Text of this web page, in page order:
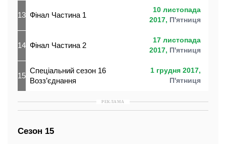
13 Фінал Частина 1
10 листопада
2017, П'ятниця
14 Фінал Частина 2
17 листопада
2017, П'ятниця
15
Спеціальний сезон 16
Возз’єднання
1 грудня 2017,
П'ятниця
РЕКЛАМА
Сезон 15